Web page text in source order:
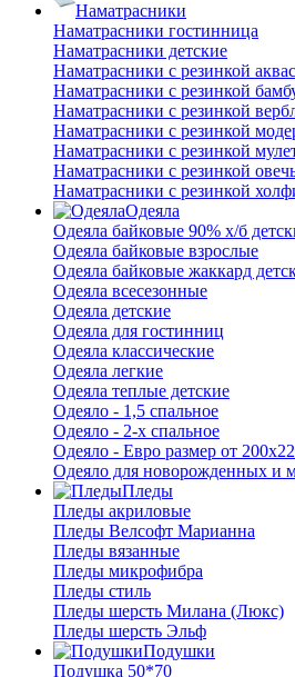
Наматрасники
Наматрасники гостинница
Наматрасники детские
Наматрасники с резинкой
Наматрасники с резинкой
Наматрасники с резинкой
Наматрасники с резинкой
Наматрасники с резинкой
Наматрасники с резинкой
Наматрасники с резинкой
Одеяла
Одеяла байковые 90% х/б
Одеяла байковые взрослые
Одеяла байковые жаккард
Одеяла всесезонные
Одеяла детские
Одеяла для гостинниц
Одеяла классические
Одеяла легкие
Одеяла теплые детские
Одеяло - 1,5 спальное
Одеяло - 2-х спальное
Одеяло - Евро размер от
Одеяло для новорожденных и
Пледы
Пледы акриловые
Пледы Велсофт Марианна
Пледы вязанные
Пледы микрофибра
Пледы стиль
Пледы шерсть Милана (Люкс)
Пледы шерсть Эльф
Подушки
Подушка 50*70